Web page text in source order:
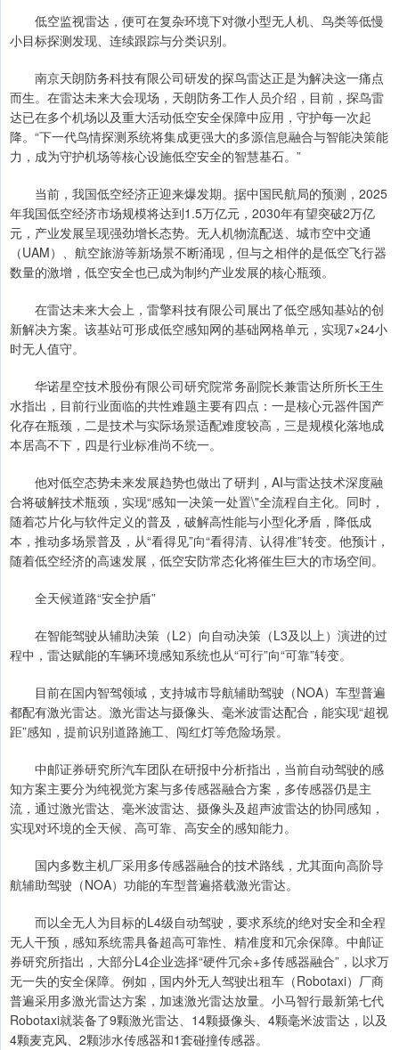
低空监视雷达，便可在复杂环境下对微小型无人机、鸟类等低慢
小目标探测发现、连续跟踪与分类识别。
南京天朗防务科技有限公司研发的探鸟雷达正是为解决这一痛点
而生。在雷达未来大会现场，天朗防务工作人员介绍，目前，探鸟雷
达已在多个机场以及重大活动低空安全保障中应用，守护每一次起
降。“下一代鸟情探测系统将集成更强大的多源信息融合与智能决策能
力，成为守护机场等核心设施低空安全的智慧基石。”
当前，我国低空经济正迎来爆发期。据中国民航局的预测，2025
年我国低空经济市场规模将达到1.5万亿元，2030年有望突破2万亿
元，产业发展呈现强劲增长态势。无人机物流配送、城市空中交通
（UAM）、航空旅游等新场景不断涌现，但与之相伴的是低空飞行器
数量的激增，低空安全也已成为制约产业发展的核心瓶颈。
在雷达未来大会上，雷擎科技有限公司展出了低空感知基站的创
新解决方案。该基站可形成低空感知网的基础网格单元，实现7×24小
时无人值守。
华诺星空技术股份有限公司研究院常务副院长兼雷达所所长王生
水指出，目前行业面临的共性难题主要有四点：一是核心元器件国产
化存在瓶颈，二是技术与实际场景适配难度较高，三是规模化落地成
本居高不下，四是行业标准尚不统一。
他对低空态势未来发展趋势也做出了研判，AI与雷达技术深度融
合将破解技术瓶颈，实现“感知一决策一处置\"全流程自主化。同时，
随着芯片化与软件定义的普及，破解高性能与小型化矛盾，降低成
本，推动多场景普及，从“看得见”向“看得清、认得准”转变。他预计，
随着低空经济的高速发展，低空安防常态化将催生巨大的市场空间。
全天候道路“安全护盾”
在智能驾驶从辅助决策（L2）向自动决策（L3及以上）演进的过
程中，雷达赋能的车辆环境感知系统也从“可行”向“可靠”转变。
目前在国内智驾领域，支持城市导航辅助驾驶（NOA）车型普遍
都配有激光雷达。激光雷达与摄像头、毫米波雷达配合，能实现“超视
距”感知，提前识别道路施工、闯红灯等危险场景。
中邮证券研究所汽车团队在研报中分析指出，当前自动驾驶的感
知方案主要分为纯视觉方案与多传感器融合方案，多传感器仍是主
流，通过激光雷达、毫米波雷达、摄像头及超声波雷达的协同感知，
实现对环境的全天候、高可靠、高安全的感知能力。
国内多数主机厂采用多传感器融合的技术路线，尤其面向高阶导
航辅助驾驶（NOA）功能的车型普遍搭载激光雷达。
而以全无人为目标的L4级自动驾驶，要求系统的绝对安全和全程
无人干预，感知系统需具备超高可靠性、精准度和冗余保障。中邮证
券研究所指出，大部分L4企业选择“硬件冗余+多传感器融合”，以求万
无一失的安全保障。例如，国内外无人驾驶出租车（Robotaxi）厂商
普遍采用多激光雷达方案，加速激光雷达放量。小马智行最新第七代
Robotaxi就装备了9颗激光雷达、14颗摄像头、4颗毫米波雷达，以及
4颗麦克风、2颗涉水传感器和1套碰撞传感器。